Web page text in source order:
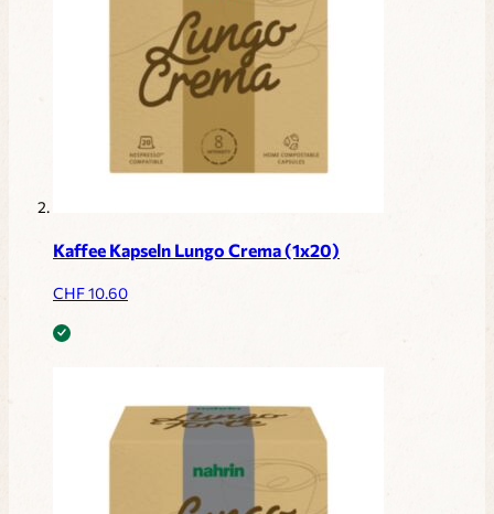
Kaffee Kapseln Lungo Crema (1x20)
CHF10.60